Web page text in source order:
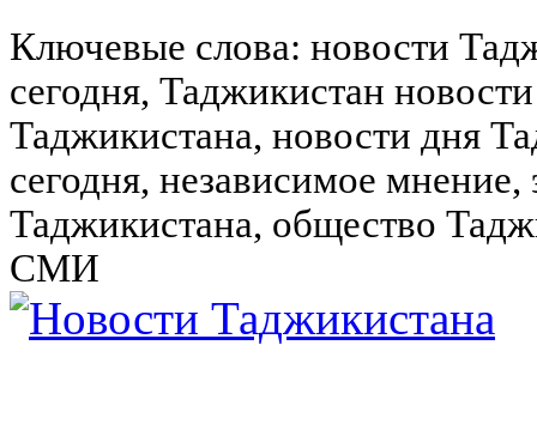
Ключевые слова: новости
сегодня, Таджикистан
Таджикистана, новости дня
сегодня, независимое
Таджикистана, общество
СМИ